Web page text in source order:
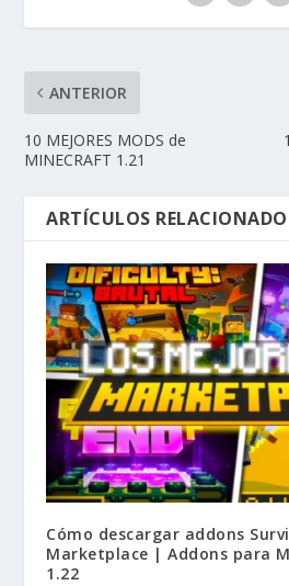
ANTERIOR
10 MEJORES MODS de
MINECRAFT 1.21
ARTÍCULOS
Cómo descargar addons
Marketplace | Addons para
1.22